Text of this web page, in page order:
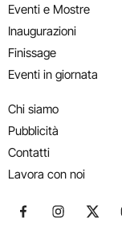
Eventi e Mostre
Inaugurazioni
Finissage
Eventi in giornata
Chi siamo
Pubblicità
Contatti
Lavora con noi
Seguici suSeguici su